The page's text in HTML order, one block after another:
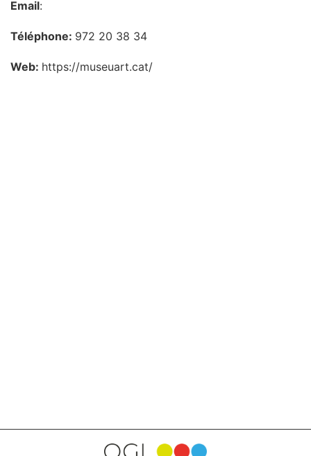
Email:
Téléphone: 972 20 38 34
Web: https://museuart.cat/